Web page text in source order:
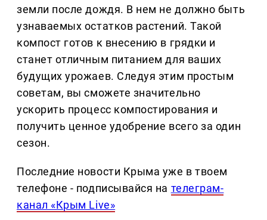
земли после дождя. В нем не должно быть
узнаваемых остатков растений. Такой
компост готов к внесению в грядки и
станет отличным питанием для ваших
будущих урожаев. Следуя этим простым
советам, вы сможете значительно
ускорить процесс компостирования и
получить ценное удобрение всего за один
сезон.
Последние новости Крыма уже в твоем
телефоне - подписывайся на телеграм-
канал «Крым Live»